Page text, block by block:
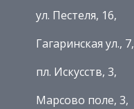
ул. Пестеля, 16,
Гагаринская ул., 7,
пл. Искусств, 3,
Марсово поле, 3,